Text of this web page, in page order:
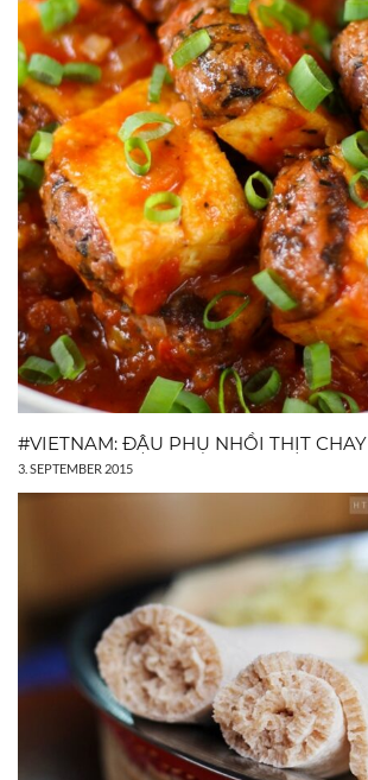
#VIETNAM: ĐẬU PHỤ NHỒI THỊT CHAY
3. SEPTEMBER 2015